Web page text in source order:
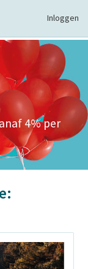
Inloggen
4% per